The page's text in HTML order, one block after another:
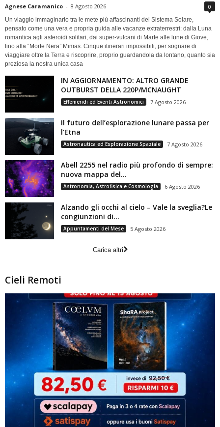
Agnese Caramanico - 8 Agosto 2026 0
Un viaggio immaginario tra le mete più affascinanti del Sistema Solare,
pensato come una vera e propria guida alle vacanze extraterrestri: dalla Luna
romantica agli asteroidi solitari, dai super-vulcani di Marte alle lune di Giove,
fino alla “Morte Nera” Mimas. Cinque itinerari impossibili, per sognare di
viaggiare oltre la Terra e riscoprire, proprio guardandola da lontano, quanto sia
preziosa la nostra unica casa
IN AGGIORNAMENTO: ALTRO GRANDE
OUTBURST DELLA 220P/MCNAUGHT
Effemeridi ed Eventi Astronomici 7 Agosto 2026
Il futuro dell’esplorazione lunare passa per
l’Etna
Astronautica ed Esplorazione Spaziale 7 Agosto 2026
Abell 2255 nel radio più profondo di sempre:
nuova mappa del...
Astronomia, Astrofisica e Cosmologia 6 Agosto 2026
Alzando gli occhi al cielo – Vale la sveglia?Le
congiunzioni di...
Appuntamenti del Mese 5 Agosto 2026
Carica altri
Cieli Remoti